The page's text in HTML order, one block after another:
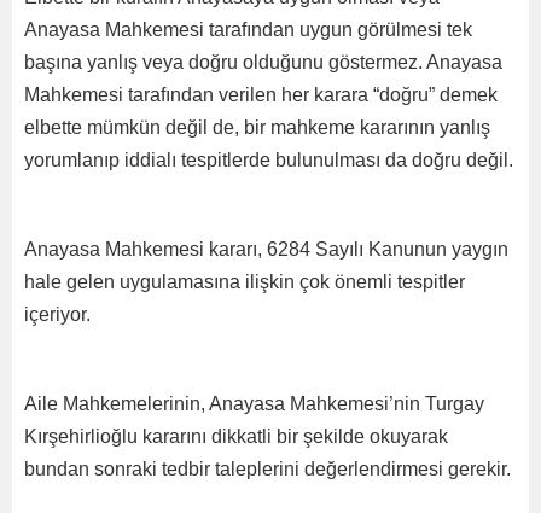
Anayasa Mahkemesi tarafından uygun görülmesi tek
başına yanlış veya doğru olduğunu göstermez. Anayasa
Mahkemesi tarafından verilen her karara “doğru” demek
elbette mümkün değil de, bir mahkeme kararının yanlış
yorumlanıp iddialı tespitlerde bulunulması da doğru değil.
Anayasa Mahkemesi kararı, 6284 Sayılı Kanunun yaygın
hale gelen uygulamasına ilişkin çok önemli tespitler
içeriyor.
Aile Mahkemelerinin, Anayasa Mahkemesi’nin Turgay
Kırşehirlioğlu kararını dikkatli bir şekilde okuyarak
bundan sonraki tedbir taleplerini değerlendirmesi gerekir.